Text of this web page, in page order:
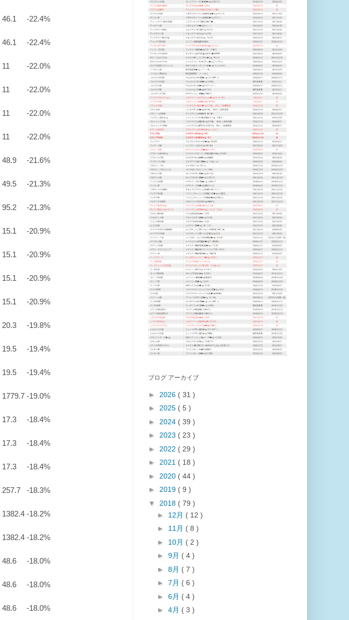
46.1 -22.4%
46.1 -22.4%
11 -22.0%
11 -22.0%
11 -22.0%
11 -22.0%
48.9 -21.6%
49.5 -21.3%
95.2 -21.3%
15.1 -20.9%
15.1 -20.9%
15.1 -20.9%
15.1 -20.9%
20.3 -19.8%
19.5 -19.4%
19.5 -19.4%
1779.7 -19.0%
17.3 -18.4%
17.3 -18.4%
17.3 -18.4%
257.7 -18.3%
1382.4 -18.2%
1382.4 -18.2%
48.6 -18.0%
48.6 -18.0%
48.6 -18.0%
ブログ アーカイブ
► 2026 ( 31 )
► 2025 ( 5 )
► 2024 ( 39 )
► 2023 ( 23 )
► 2022 ( 29 )
► 2021 ( 18 )
► 2020 ( 44 )
► 2019 ( 9 )
▼ 2018 ( 79 )
► 12月 ( 12 )
► 11月 ( 8 )
► 10月 ( 2 )
► 9月 ( 4 )
► 8月 ( 7 )
► 7月 ( 6 )
► 6月 ( 4 )
► 4月 ( 3 )